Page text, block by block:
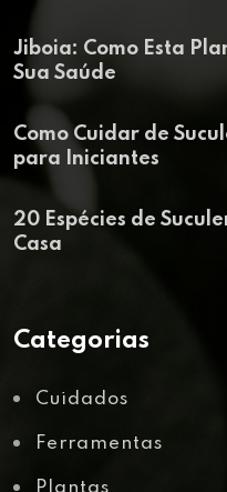
Jiboia: Como Esta
Sua Saúde
Como Cuidar de
para Iniciantes
20 Espécies de
Casa
Categorias
Cuidados
Ferramentas
Plantas